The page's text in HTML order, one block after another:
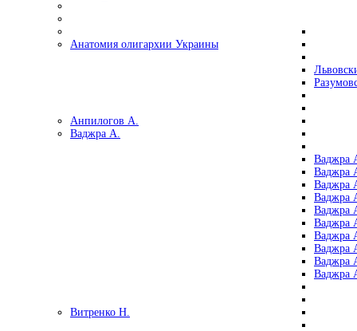
Анатомия олигархии Украины
Анпилогов А.
Ваджра А.
Ваджра
Ваджра
Ваджра
Ваджра
Ваджра
Ваджра
Ваджра
Ваджра
Ваджра
Ваджра
Витренко Н.